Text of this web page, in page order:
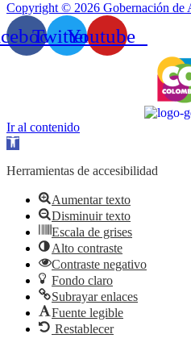
Copyright © 2026 Gobernación de
TwitterYoutube
Ir al contenido
Abrir
de
Herramientas de accesibilidad
Aumentar texto
Disminuir texto
Escala de grises
Alto contraste
Contraste negativo
Fondo claro
Subrayar enlaces
Fuente legible
Restablecer